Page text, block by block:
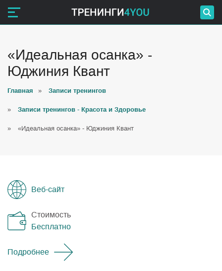
«Идеальная осанка» -
Юджиния Квант
Главная » Записи тренингов
» Записи тренингов - Красота и Здоровье
» «Идеальная осанка» - Юджиния Квант
Веб-сайт
Стоимость
Бесплатно
Подробнее